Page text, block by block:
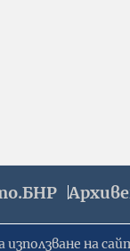
използване на